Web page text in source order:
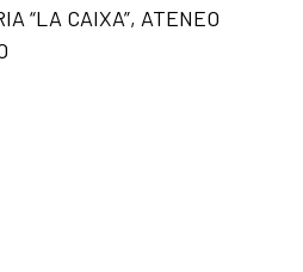
“LA CAIXA”, ATENEO